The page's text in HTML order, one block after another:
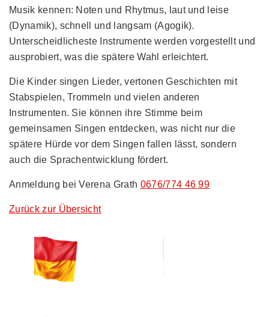
Musik kennen: Noten und Rhytmus, laut und leise
(Dynamik), schnell und langsam (Agogik).
Unterscheidlicheste Instrumente werden vorgestellt und
ausprobiert, was die spätere Wahl erleichtert.
Die Kinder singen Lieder, vertonen Geschichten mit
Stabspielen, Trommeln und vielen anderen
Instrumenten. Sie können ihre Stimme beim
gemeinsamen Singen entdecken, was nicht nur die
spätere Hürde vor dem Singen fallen lässt, sondern
auch die Sprachentwicklung fördert.
Anmeldung bei Verena Grath 0676/774 46 99
Zurück zur Übersicht